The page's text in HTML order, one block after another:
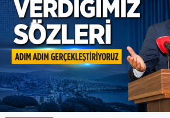
Köşe Yazarları
Manşet
Ulusal Son Dakika Haberleri